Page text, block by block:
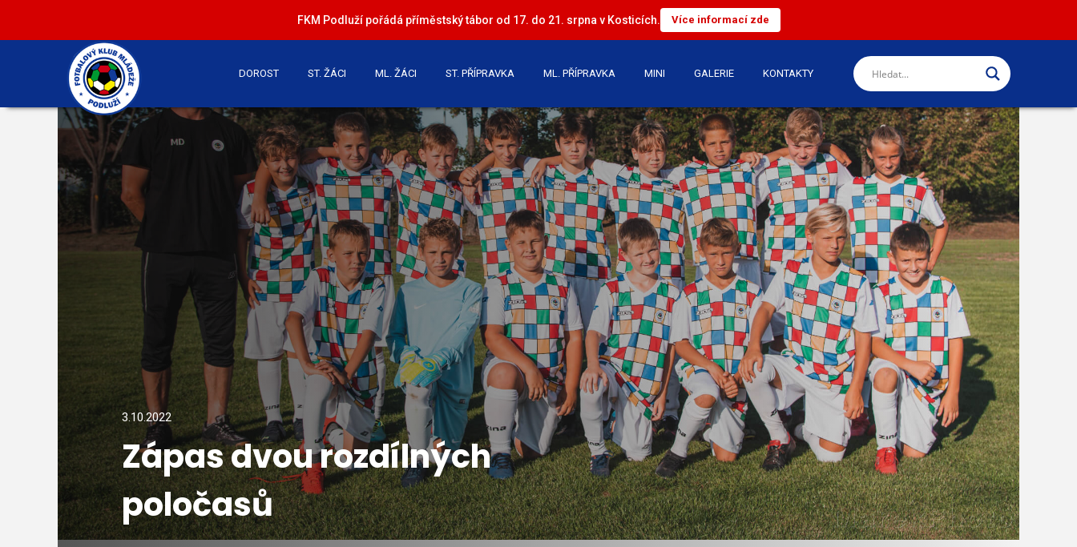
FKM Podluží pořádá příměstský tábor od 17. do 21. srpna v Kosticích. Více informací zde
DOROST ST. ŽÁCI ML. ŽÁCI ST. PŘÍPRAVKA ML. PŘÍPRAVKA MINI GALERIE KONTAKTY
3.10.2022
Zápas dvou rozdílných
poločasů